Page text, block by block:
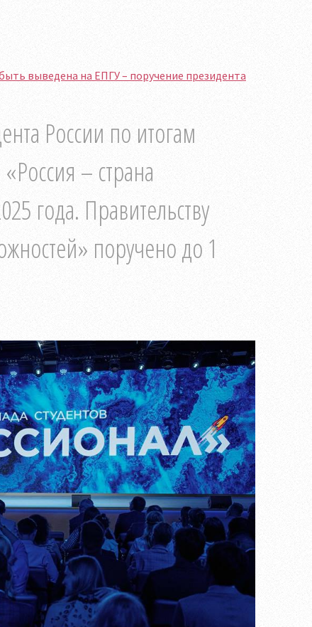
выведена на ЕПГУ – поручение президента
России по итогам
– страна
года. Правительству
поручено до 1